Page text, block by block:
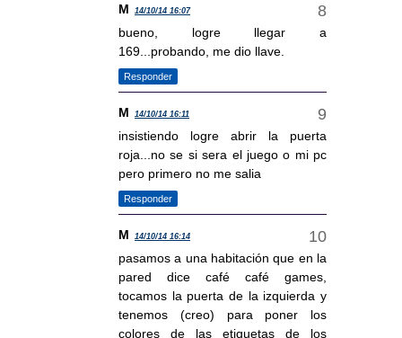
M 14/10/14 16:07
bueno, logre llegar a
169...probando, me dio llave.
Responder
M 14/10/14 16:11
insistiendo logre abrir la puerta
roja...no se si sera el juego o mi pc
pero primero no me salia
Responder
M 14/10/14 16:14
pasamos a una habitación que en la
pared dice café café games,
tocamos la puerta de la izquierda y
tenemos (creo) para poner los
colores de las etiquetas de los